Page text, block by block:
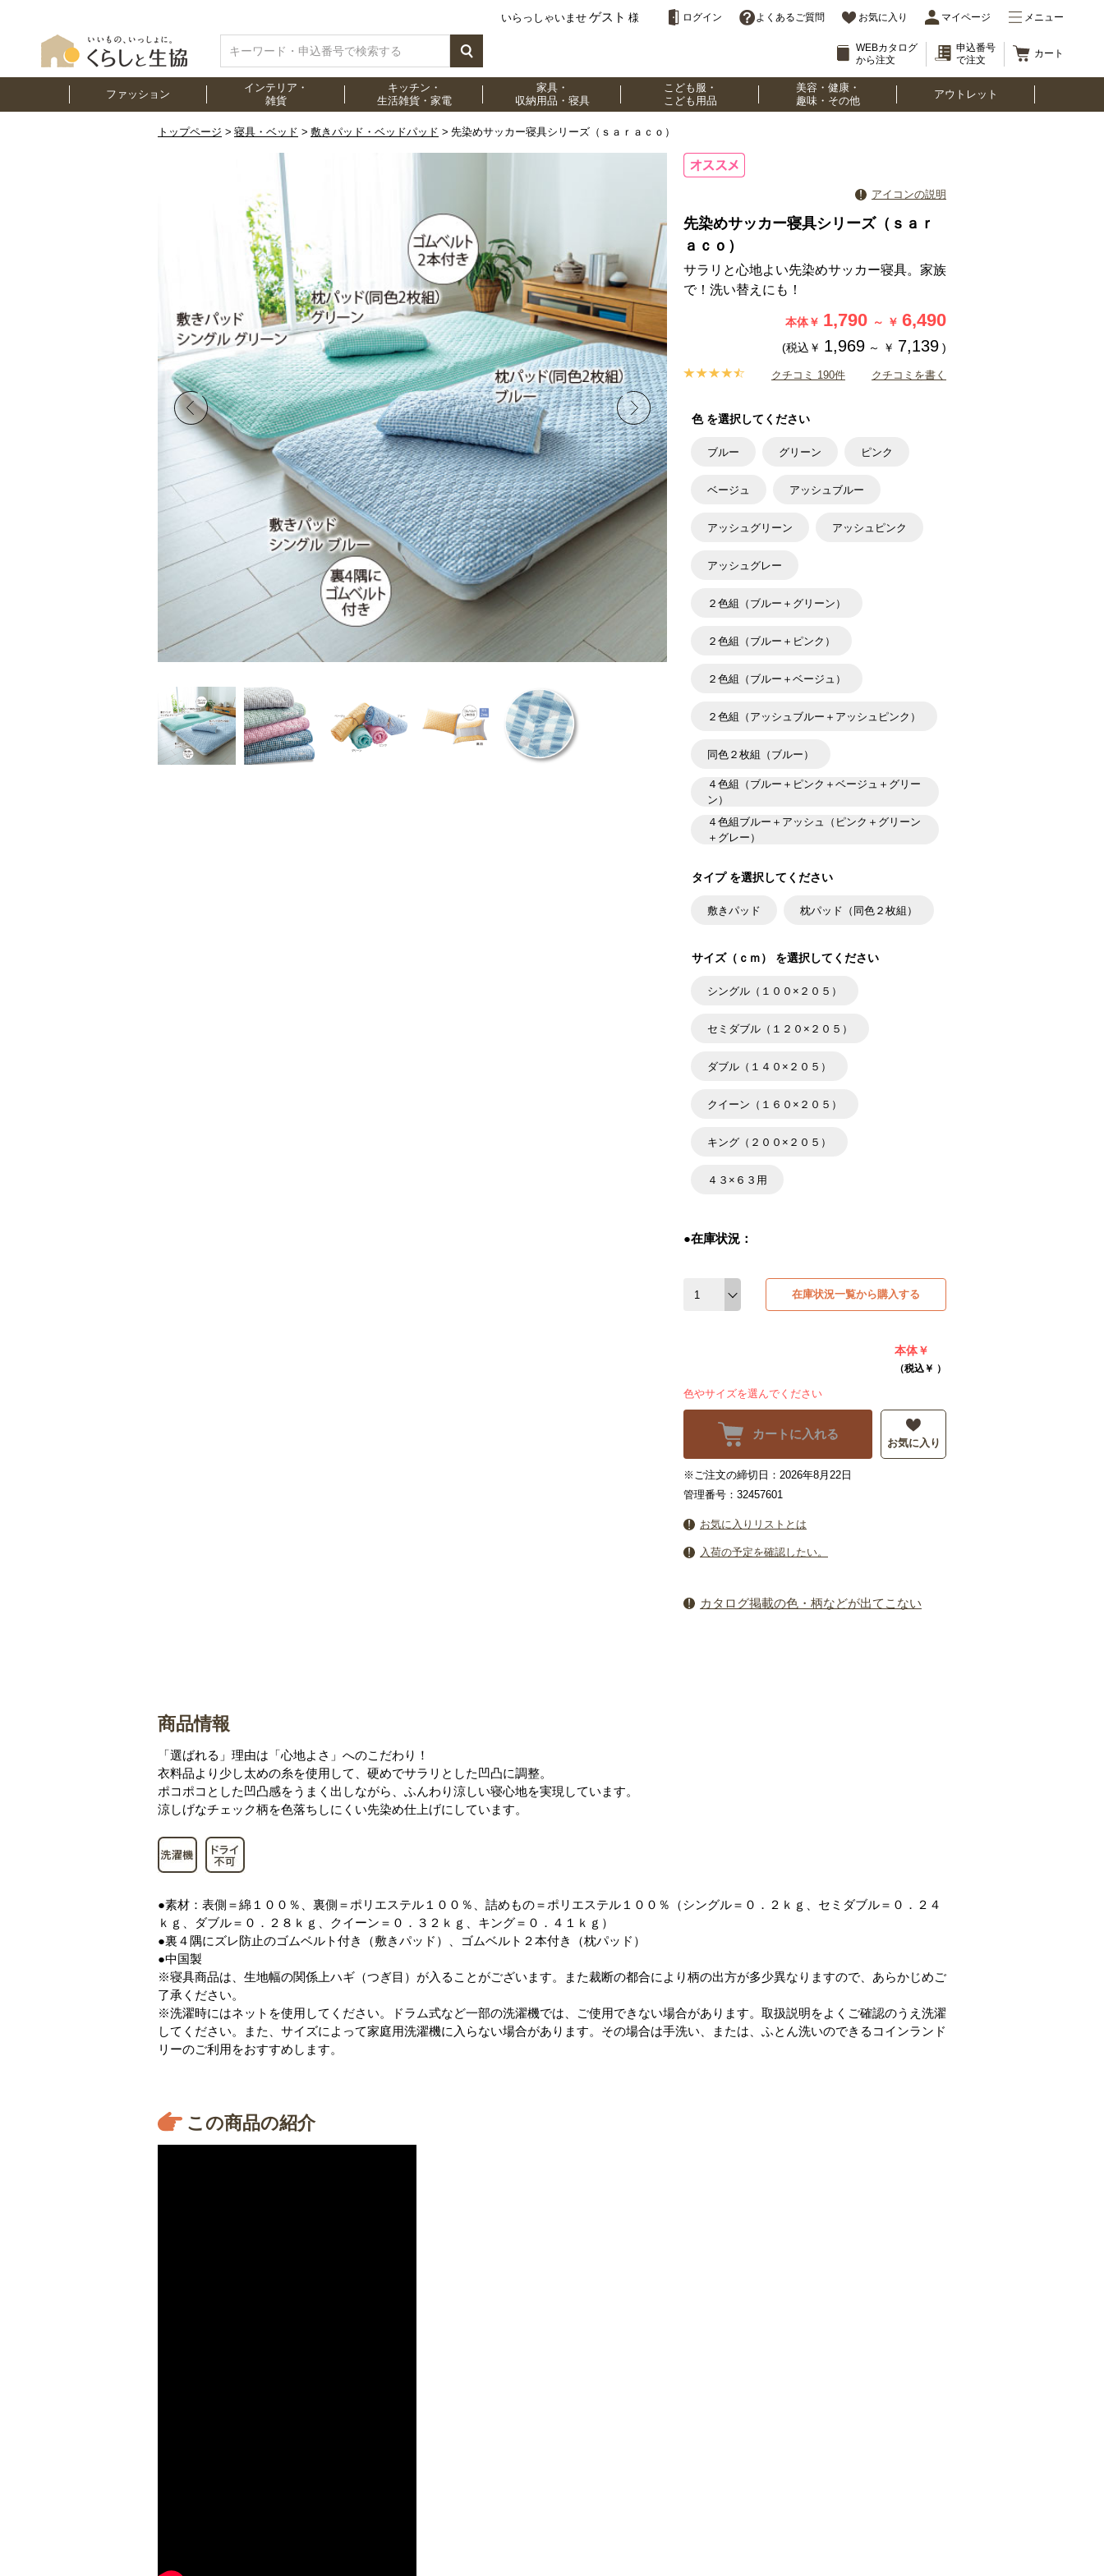
いらっしゃいませ ゲスト 様 ログイン よくあるご質問 お気に入り マイページ メニュー
WEBカタログ
から注文
申込番号
で注文
カート
ファッション
インテリア・
雑貨
キッチン・
生活雑貨・家電
家具・
収納用品・寝具
こども服・
こども用品
美容・健康・
趣味・その他
アウトレット
トップページ 寝具・ベッド 敷きパッド・ベッドパッド 先染めサッカー寝具シリーズ（ｓａｒａｃｏ）
アイコンの説明
先染めサッカー寝具シリーズ（ｓａｒ
ａｃｏ）
サラリと心地よい先染めサッカー寝具。家族
で！洗い替えにも！
本体￥ 1,790 ～ ￥ 6,490
(税込￥ 1,969 ～ ￥ 7,139 )
クチコミ 190件 クチコミを書く
色 を選択してください
ブルー グリーン ピンク
ベージュ アッシュブルー
アッシュグリーン アッシュピンク
アッシュグレー
２色組（ブルー＋グリーン）
２色組（ブルー＋ピンク）
２色組（ブルー＋ベージュ）
２色組（アッシュブルー＋アッシュピンク）
同色２枚組（ブルー）
４色組（ブルー＋ピンク＋ベージュ＋グリー
ン）
４色組ブルー＋アッシュ（ピンク＋グリーン
＋グレー）
タイプ を選択してください
敷きパッド 枕パッド（同色２枚組）
サイズ（ｃｍ） を選択してください
シングル（１００×２０５）
セミダブル（１２０×２０５）
ダブル（１４０×２０５）
クイーン（１６０×２０５）
キング（２００×２０５）
４３×６３用
●在庫状況：
在庫状況一覧から購入する
本体￥
（税込￥ ）
色やサイズを選んでください
カートに入れる
お気に入り
※ご注文の締切日：2026年8月22日
管理番号：32457601
お気に入りリストとは
入荷の予定を確認したい。
カタログ掲載の色・柄などが出てこない
商品情報
「選ばれる」理由は「心地よさ」へのこだわり！
衣料品より少し太めの糸を使用して、硬めでサラリとした凹凸に調整。
ポコポコとした凹凸感をうまく出しながら、ふんわり涼しい寝心地を実現しています。
涼しげなチェック柄を色落ちしにくい先染め仕上げにしています。
●素材：表側＝綿１００％、裏側＝ポリエステル１００％、詰めもの＝ポリエステル１００％（シングル＝０．２ｋｇ、セミダブル＝０．２４
ｋｇ、ダブル＝０．２８ｋｇ、クイーン＝０．３２ｋｇ、キング＝０．４１ｋｇ）
●裏４隅にズレ防止のゴムベルト付き（敷きパッド）、ゴムベルト２本付き（枕パッド）
●中国製
※寝具商品は、生地幅の関係上ハギ（つぎ目）が入ることがございます。また裁断の都合により柄の出方が多少異なりますので、あらかじめご
了承ください。
※洗濯時にはネットを使用してください。ドラム式など一部の洗濯機では、ご使用できない場合があります。取扱説明をよくご確認のうえ洗濯
してください。また、サイズによって家庭用洗濯機に入らない場合があります。その場合は手洗い、または、ふとん洗いのできるコインランド
リーのご利用をおすすめします。
この商品の紹介